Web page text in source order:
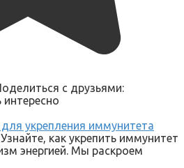
с друзьями:
укрепления иммунитета
как укрепить иммунитет
энергией. Мы раскроем